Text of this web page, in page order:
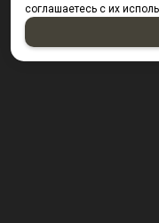
соглашаетесь с их